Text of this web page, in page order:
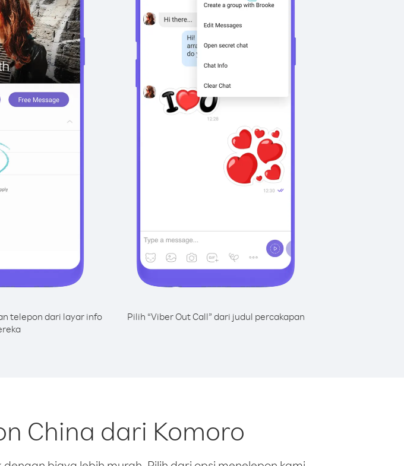
telepon dari layar info
Pilih “Viber Out Call” dari judul percakapan
China dari Komoro